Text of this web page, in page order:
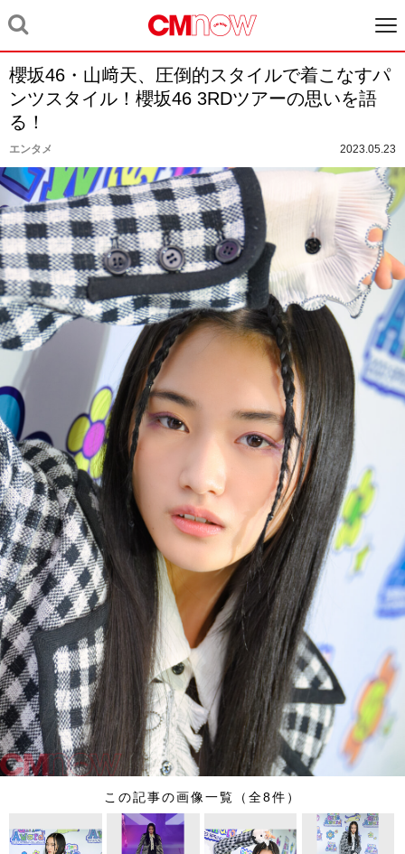
櫻坂46・山﨑天、圧倒的スタイルで着こなすパ
ンツスタイル！櫻坂46 3RDツアーの思いを語
る！
エンタメ 2023.05.23
この記事の画像一覧（全8件）